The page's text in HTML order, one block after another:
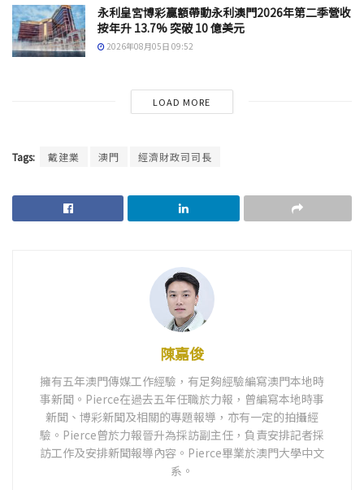
永利皇宮博彩贏額帶動永利澳門2026年第二季營收
按年升 13.7% 突破 10 億美元
2026年08月05日 09:52
LOAD MORE
Tags: 戴建業 澳門 經濟財政司司長
陳嘉俊
擁有五年澳門傳媒工作經驗，有足夠經驗編寫澳門本地時
事新聞。Pierce在過去五年任職於力報，曾編寫本地時事
新聞、博彩新聞及相關的專題報導，亦有一定的拍攝經
驗。Pierce曾於力報晉升為採訪副主任，負責安排記者採
訪工作及安排新聞報導內容。Pierce畢業於澳門大學中文
系。